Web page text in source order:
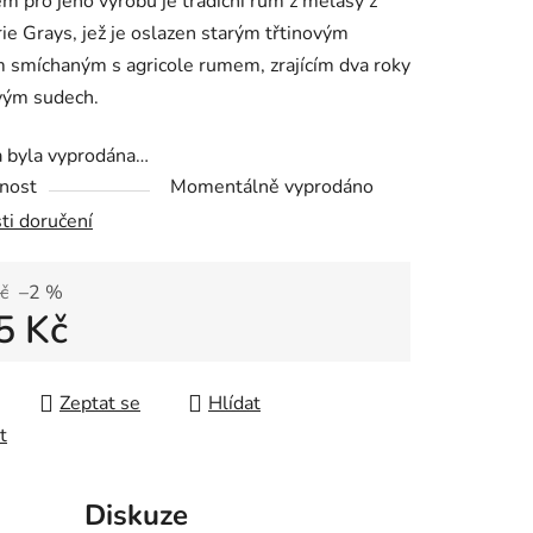
Grays, jež je oslazen starým třtinovým
smíchaným s agricole rumem, zrajícím dva roky
sudech.
byla vyprodána…
Momentálně vyprodáno
doručení
–2 %
Kč
Zeptat se
Hlídat
Diskuze